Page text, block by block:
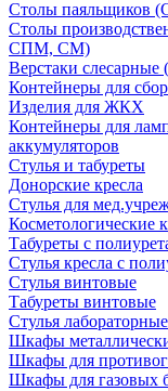
Столы паяльщиков
Столы
СПМ, СМ)
Верстаки
Контейнеры для
Изделия для ЖКХ
Контейнеры для
аккумуляторов
Стулья и табуреты
Донорские кресла
Стулья для
Косметологические
Табуреты с
Стулья кресла с
Стулья винтовые
Табуреты винтовые
Стулья
Шкафы
Шкафы для
Шкафы для газовых